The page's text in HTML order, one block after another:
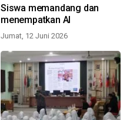
Siswa memandang dan
menempatkan AI
Jumat, 12 Juni 2026